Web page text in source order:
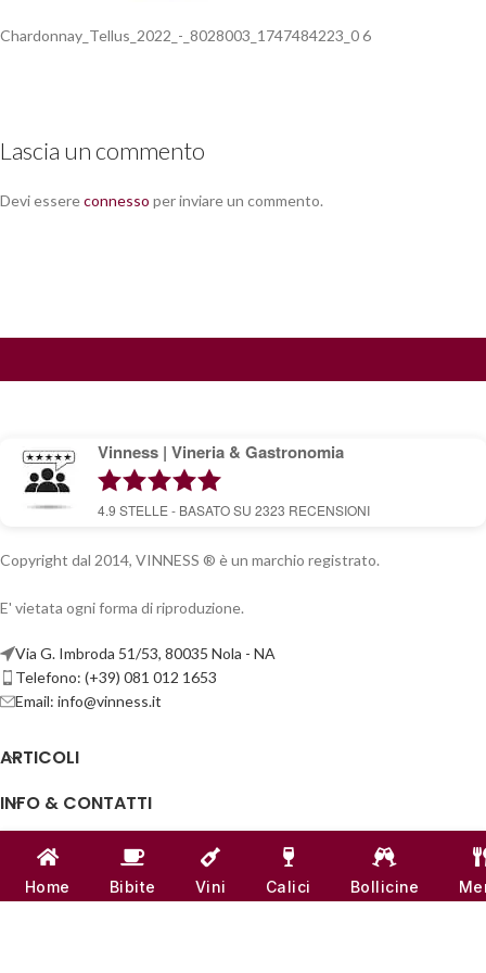
Chardonnay_Tellus_2022_-_8028003_1747484223_0 6
Lascia un commento
Devi essereconnesso per inviare un commento.
Vinness | Vineria & Gastronomia
4.9 STELLE - BASATO SU 2323 RECENSIONI
Copyright dal 2014, VINNESS ® è un marchio registrato.
E' vietata ogni forma di riproduzione.
Via G. Imbroda 51/53, 80035 Nola - NA
Telefono: (+39) 081 012 1653
Email: info@vinness.it
ARTICOLI
INFO & CONTATTI
LINK UTILI
CANALI SOCIAL
Home Bibite Vini Calici Bollicine